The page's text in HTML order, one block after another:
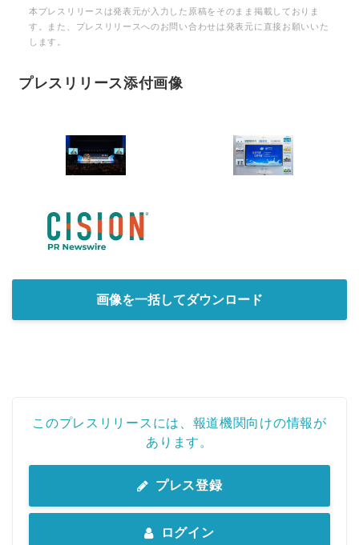
本プレスリリースは発表元が入力した原稿をそのまま掲載しておりま
す。また、プレスリリースへのお問い合わせは発表元に直接お願いいた
します。
プレスリリース添付画像
画像を一括してダウンロード
このプレスリリースには、報道機関向けの情報が
あります。
プレス登録
ログイン